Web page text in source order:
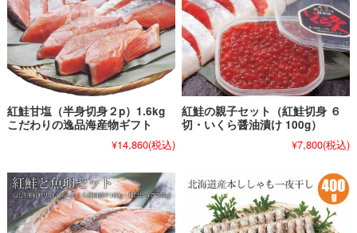
紅鮭甘塩（半身切身２p）1.6kg
こだわりの逸品海産物ギフト
¥14,860(税込)
紅鮭の親子セット（紅鮭切身 ６
切・いくら醤油漬け 100g）
¥7,800(税込)